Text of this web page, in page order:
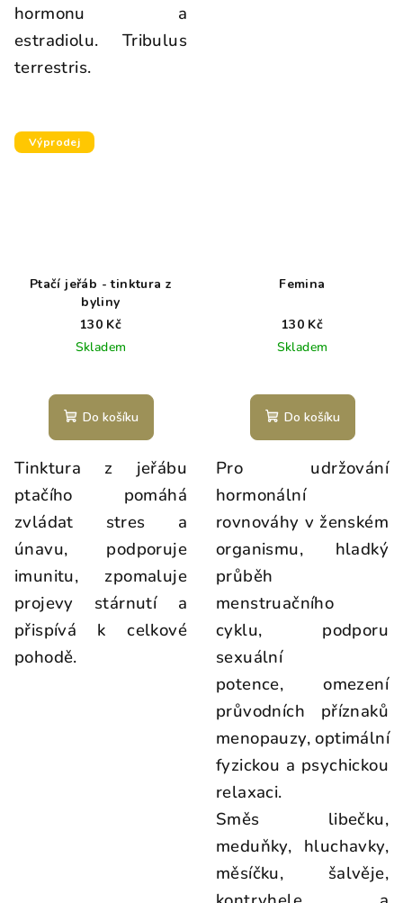
hormonu a
estradiolu. Tribulus
terrestris.
Výprodej
Ptačí jeřáb - tinktura z
byliny
130 Kč
Skladem
Do košíku
Tinktura z jeřábu
ptačího pomáhá
zvládat stres a
únavu, podporuje
imunitu, zpomaluje
projevy stárnutí a
přispívá k celkové
pohodě.
Femina
130 Kč
Skladem
Do košíku
Pro udržování
hormonální
rovnováhy v ženském
organismu, hladký
průběh
menstruačního
cyklu, podporu
sexuální
potence, omezení
průvodních příznaků
menopauzy, optimální
fyzickou a psychickou
relaxaci.
Směs libečku,
meduňky, hluchavky,
měsíčku, šalvěje,